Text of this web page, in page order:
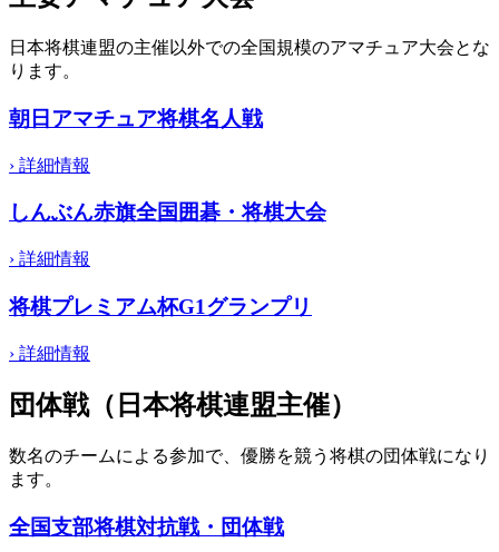
日本将棋連盟の主催以外での全国規模のアマチュア大会とな
ります。
朝日アマチュア将棋名人戦
› 詳細情報
しんぶん赤旗全国囲碁・将棋大会
› 詳細情報
将棋プレミアム杯G1グランプリ
› 詳細情報
団体戦（日本将棋連盟主催）
数名のチームによる参加で、優勝を競う将棋の団体戦になり
ます。
全国支部将棋対抗戦・団体戦